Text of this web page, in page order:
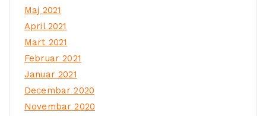
Maj 2021
April 2021
Mart 2021
Februar 2021
Januar 2021
Decembar 2020
Novembar 2020